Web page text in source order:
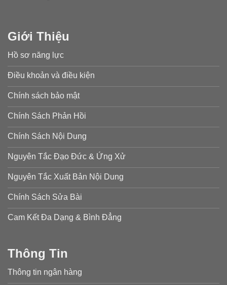
Giới Thiệu
Hồ sơ năng lực
Điều khoản và điều kiện
Chính sách bảo mật
Chính Sách Phản Hồi
Chính Sách Nội Dung
Nguyên Tắc Đạo Đức & Ứng Xử
Nguyên Tắc Xuất Bản Nội Dung
Chính Sách Sửa Bài
Cam Kết Đa Dạng & Bình Đẳng
Thông Tin
Thông tin ngân hàng